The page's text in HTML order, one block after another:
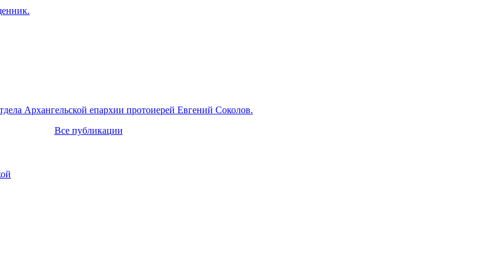
Архангельской епархии протоиерей Евгений Соколов.
Все публикации